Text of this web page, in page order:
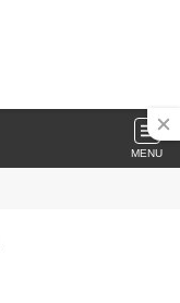
MENU